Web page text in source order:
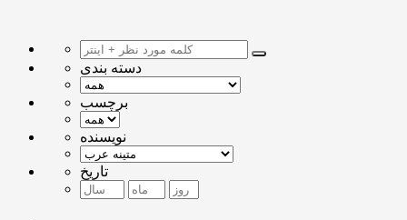
دسته بندی
برچسب
نویسنده
تاریخ